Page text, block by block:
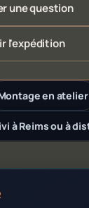
une question
l'expédition
en atelier
à Reims ou à